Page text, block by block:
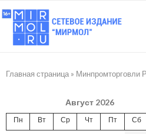
Главная страница » Минпромторговли
Август 2026
Пн Вт Ср Чт Пт Сб